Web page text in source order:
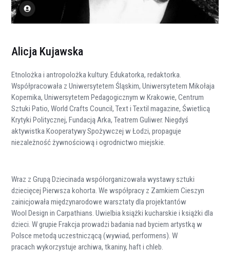
Alicja Kujawska
Etnolożka i antropolożka kultury. Edukatorka, redaktorka.
Współpracowała z Uniwersytetem Śląskim, Uniwersytetem Mikołaja
Kopernika, Uniwersytetem Pedagogicznym w Krakowie, Centrum
Sztuki Patio, World Crafts Council, Text i Textil magazine, Świetlicą
Krytyki Politycznej, Fundacją Arka, Teatrem Guliwer. Niegdyś
aktywistka Kooperatywy Spożywczej w Łodzi, propaguje
niezależność żywnościową i ogrodnictwo miejskie.
Wraz z Grupą Dziecinada współorganizowała wystawy sztuki
dziecięcej Pierwsza kohorta. We współpracy z Zamkiem Cieszyn
zainicjowała międzynarodowe warsztaty dla projektantów
Wool Design in Carpathians. Uwielbia książki kucharskie i książki dla
dzieci. W grupie Frakcja prowadzi badania nad byciem artystką w
Polsce metodą uczestniczącą (wywiad, performens). W
pracach wykorzystuje archiwa, tkaniny, haft i chleb.